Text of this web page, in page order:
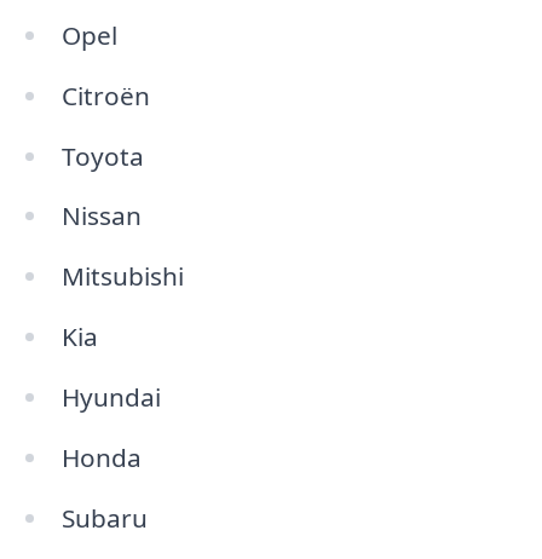
Opel
Citroën
Toyota
Nissan
Mitsubishi
Kia
Hyundai
Honda
Subaru